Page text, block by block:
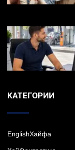
KАТЕГОРИИ
EnglishХайфа